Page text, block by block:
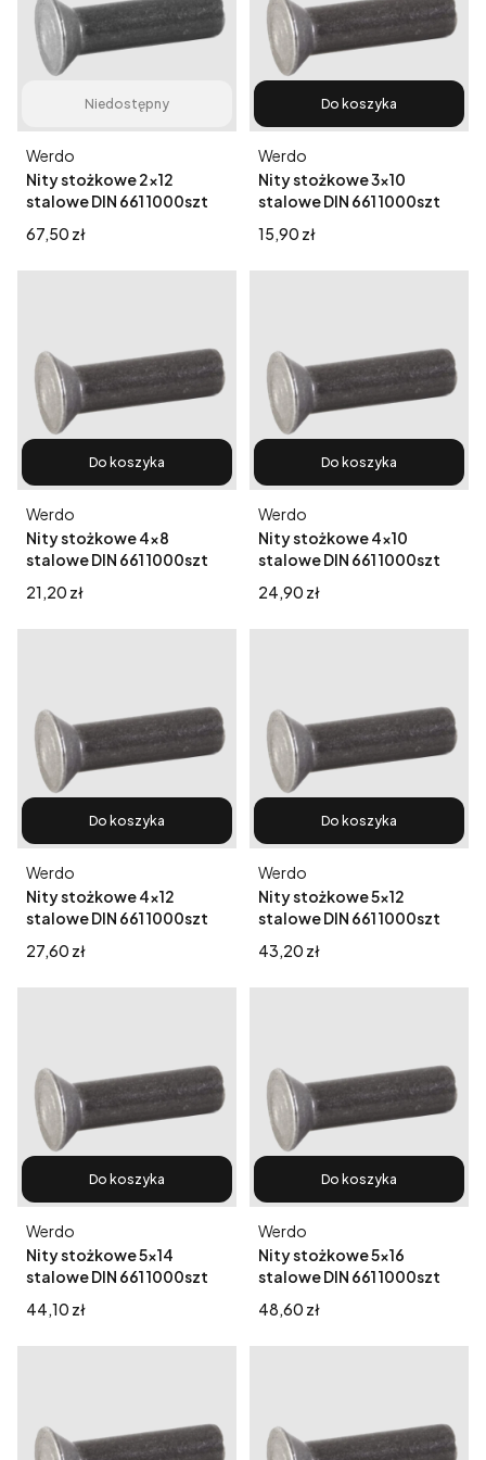
Niedostępny
Nity stożkowe 2x12
stalowe DIN 661 1000szt
Producent
Werdo
Cena
67,50 zł
Do koszyka
Nity stożkowe 3x10
stalowe DIN 661 1000szt
Producent
Werdo
Cena
15,90 zł
Do koszyka
Nity stożkowe 4x8
stalowe DIN 661 1000szt
Producent
Werdo
Cena
21,20 zł
Do koszyka
Nity stożkowe 4x10
stalowe DIN 661 1000szt
Producent
Werdo
Cena
24,90 zł
Do koszyka
Nity stożkowe 4x12
stalowe DIN 661 1000szt
Producent
Werdo
Cena
27,60 zł
Do koszyka
Nity stożkowe 5x12
stalowe DIN 661 1000szt
Producent
Werdo
Cena
43,20 zł
Do koszyka
Nity stożkowe 5x14
stalowe DIN 661 1000szt
Producent
Werdo
Cena
44,10 zł
Do koszyka
Nity stożkowe 5x16
stalowe DIN 661 1000szt
Producent
Werdo
Cena
48,60 zł